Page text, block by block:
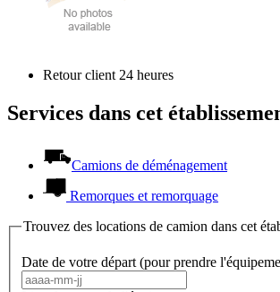
Retour client 24 heures
Services dans cet
Camions de déménagement
Remorques et remorquage
Trouvez des locations de camion dans cet
Date de votre départ (pour prendre